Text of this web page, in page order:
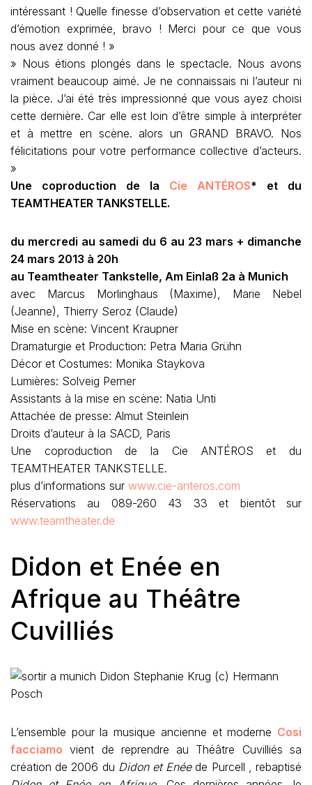
intéressant ! Quelle finesse d’observation et cette variété
d’émotion exprimée, bravo ! Merci pour ce que vous
nous avez donné ! »
» Nous étions plongés dans le spectacle. Nous avons
vraiment beaucoup aimé. Je ne connaissais ni l’auteur ni
la pièce. J’ai été très impressionné que vous ayez choisi
cette dernière. Car elle est loin d’être simple à interpréter
et à mettre en scène. alors un GRAND BRAVO. Nos
félicitations pour votre performance collective d’acteurs.
»
Une coproduction de la Cie ANTÉROS* et du
TEAMTHEATER TANKSTELLE.
du mercredi au samedi du 6 au 23 mars + dimanche
24 mars 2013 à 20h
au Teamtheater Tankstelle, Am Einlaß 2a à Munich
avec Marcus Morlinghaus (Maxime), Marie Nebel
(Jeanne), Thierry Seroz (Claude)
Mise en scène: Vincent Kraupner
Dramaturgie et Production: Petra Maria Grühn
Décor et Costumes: Monika Staykova
Lumières: Solveig Perner
Assistants à la mise en scène: Natia Unti
Attachée de presse: Almut Steinlein
Droits d’auteur à la SACD, Paris
Une coproduction de la Cie ANTÉROS et du
TEAMTHEATER TANKSTELLE.
plus d’informations sur www.cie-anteros.com
Réservations au 089-260 43 33 et bientôt sur
www.teamtheater.de
Didon et Enée en
Afrique au Théâtre
Cuvilliés
Didon Stephanie Krug (c) Hermann
Posch
L’ensemble pour la musique ancienne et moderne Cosi
facciamo vient de reprendre au Théâtre Cuvilliés sa
création de 2006 du Didon et Enéede Purcell , rebaptisé